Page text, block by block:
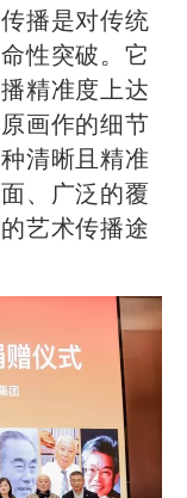
播是对传统
性突破。它
精准度上达
画作的细节
清晰且精准
、广泛的覆
艺术传播途